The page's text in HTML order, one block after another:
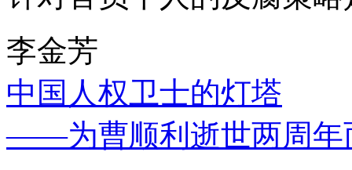
李金芳
中国人权卫士的灯塔
——为曹顺利逝世两周年